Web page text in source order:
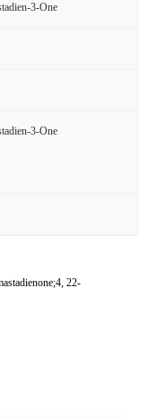
3-One
3-One
22-